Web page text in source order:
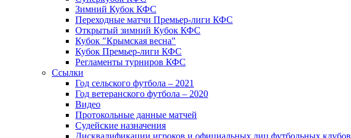
Зимний Кубок КФС
Переходные матчи Премьер-лиги КФС
Открытый зимний Кубок КФС
Кубок "Крымская весна"
Кубок Премьер-лиги КФС
Регламенты турниров КФС
Ссылки
Год сельского футбола – 2021
Год ветеранского футбола – 2020
Видео
Протокольные данные матчей
Судейские назначения
Дисквалификации игроков и официальных лиц футбольных клубов